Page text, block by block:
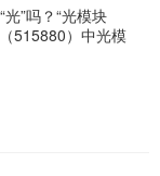
”吗？“光模块
515880）中光模